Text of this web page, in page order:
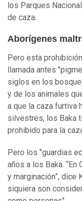
los Parques
de caza.
Aborígenes
Pero esta
llamada antes
siglos en los
y de los animales
a que la caza furtiva
silvestres, los Baka
prohibido para la
Pero los "guardias
años a los Baka.
y marginación”, dice
siquiera son